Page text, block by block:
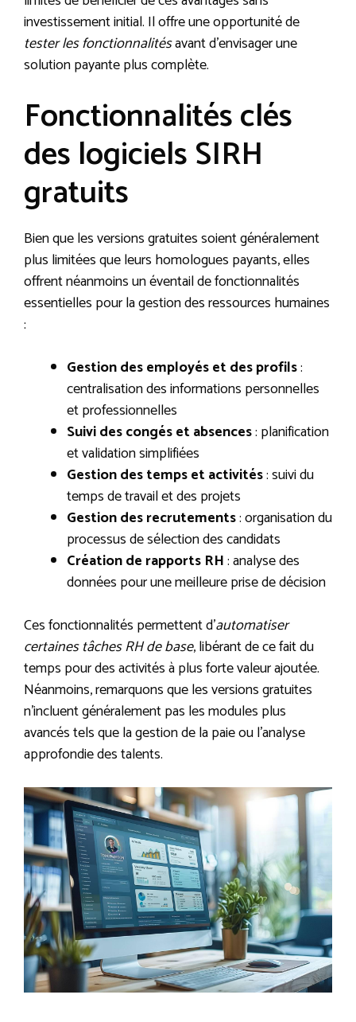
investissement initial. Il offre une opportunité de
tester les fonctionnalitésavant d’envisager une
solution payante plus complète.
Fonctionnalités clés
des logiciels SIRH
gratuits
Bien que les versions gratuites soient généralement
plus limitées que leurs homologues payants, elles
offrent néanmoins un éventail de fonctionnalités
essentielles pour la gestion des ressources humaines
:
Gestion des employés et des profils:
centralisation des informations personnelles
et professionnelles
Suivi des congés et absences: planification
et validation simplifiées
Gestion des temps et activités: suivi du
temps de travail et des projets
Gestion des recrutements: organisation du
processus de sélection des candidats
Création de rapports RH: analyse des
données pour une meilleure prise de décision
Ces fonctionnalités permettent d’automatiser
certaines tâches RH de base, libérant de ce fait du
temps pour des activités à plus forte valeur ajoutée.
Néanmoins, remarquons que les versions gratuites
n’incluent généralement pas les modules plus
avancés tels que la gestion de la paie ou l’analyse
approfondie des talents.